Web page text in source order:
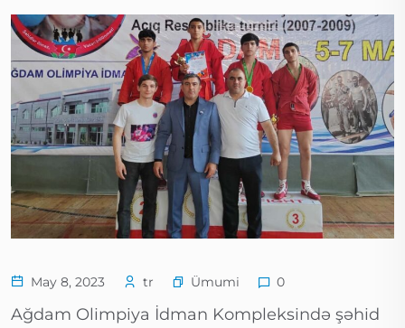
May 8, 2023 tr Ümumi 0
Ağdam Olimpiya İdman Kompleksində şəhid